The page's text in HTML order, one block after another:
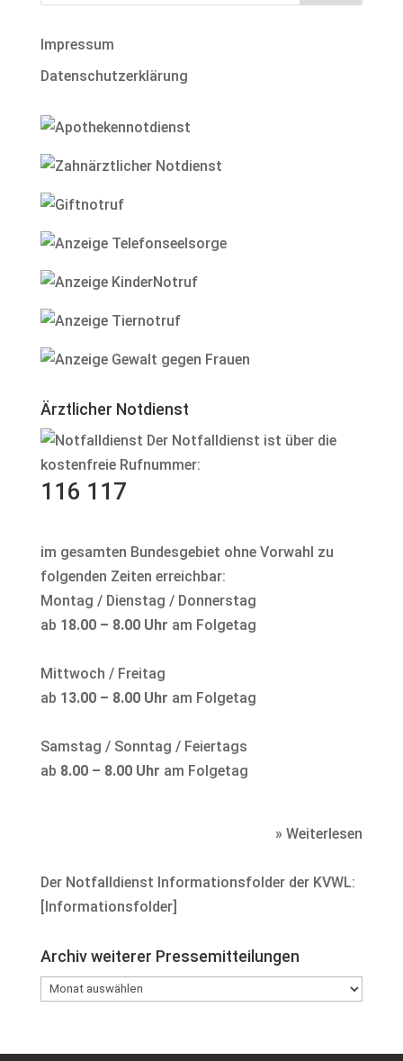
Impressum
Datenschutzerklärung
Ärztlicher Notdienst
Der Notfalldienst ist über die
kostenfreie Rufnummer:
116 117
im gesamten Bundesgebiet ohne Vorwahl zu
folgenden Zeiten erreichbar:
Montag / Dienstag / Donnerstag
ab 18.00 – 8.00 Uhr am Folgetag
Mittwoch / Freitag
ab 13.00 – 8.00 Uhr am Folgetag
Samstag / Sonntag / Feiertags
ab 8.00 – 8.00 Uhr am Folgetag
» Weiterlesen
Der Notfalldienst Informationsfolder der KVWL:
[Informationsfolder]
Archiv weiterer Pressemitteilungen
Archiv